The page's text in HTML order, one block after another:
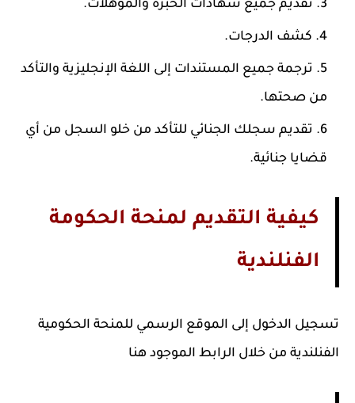
تقديم جميع شهادات الخبرة والمؤهلات.
كشف الدرجات.
ترجمة جميع المستندات إلى اللغة الإنجليزية والتأكد
من صحتها.
تقديم سجلك الجنائي للتأكد من خلو السجل من أي
قضايا جنائية.
كيفية التقديم لمنحة الحكومة
الفنلندية
تسجيل الدخول إلى الموقع الرسمي للمنحة الحكومية
الفنلندية من خلال الرابط الموجود هنا